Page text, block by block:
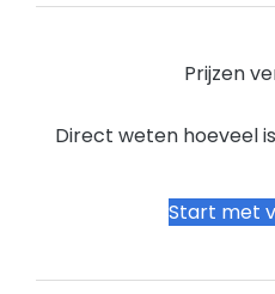
Prijzen
Direct weten hoeveel
Start met